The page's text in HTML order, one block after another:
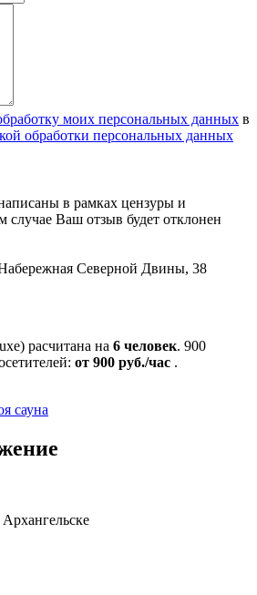
моих персональных данных в
обработки персональных данных
в рамках цензуры и
Ваш отзыв будет отклонен
Северной Двины, 38
расчитана на 6 человек. 900
от 900 руб./час .
сауна